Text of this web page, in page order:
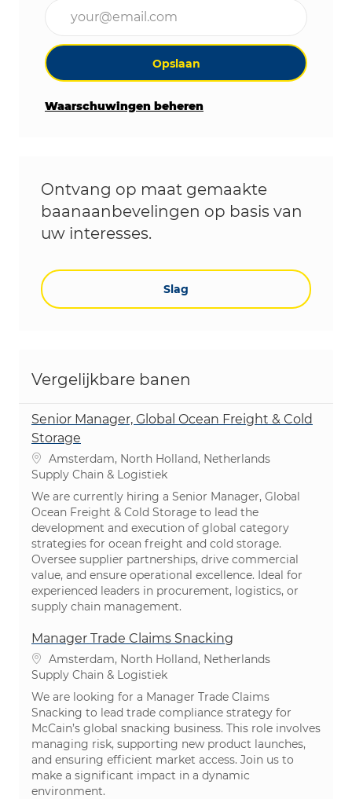
Opslaan
Waarschuwingen beheren
Ontvang op maat gemaakte
baanaanbevelingen op basis van
uw interesses.
Slag
Vergelijkbare banen
Senior Manager, Global Ocean Freight & Cold
Storage
PlaatsAmsterdam, North Holland, Netherlands
Categorie
Supply Chain & Logistiek
We are currently hiring a Senior Manager, Global
Ocean Freight & Cold Storage to lead the
development and execution of global category
strategies for ocean freight and cold storage.
Oversee supplier partnerships, drive commercial
value, and ensure operational excellence. Ideal for
experienced leaders in procurement, logistics, or
supply chain management.
Manager Trade Claims Snacking
PlaatsAmsterdam, North Holland, Netherlands
Categorie
Supply Chain & Logistiek
We are looking for a Manager Trade Claims
Snacking to lead trade compliance strategy for
McCain’s global snacking business. This role involves
managing risk, supporting new product launches,
and ensuring efficient market access. Join us to
make a significant impact in a dynamic
environment.